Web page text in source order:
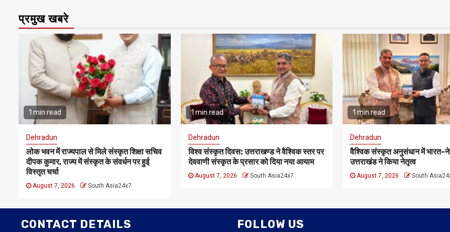
प्रमुख खबरे
1 min read
Dehradun
लोक भवन में राज्यपाल से मिले संस्कृत शिक्षा सचिव
दीपक कुमार, राज्य में संस्कृत के संवर्धन पर हुई
विस्तृत चर्चा
August 7, 2026 South Asia24x7
1 min read
Dehradun
विश्व संस्कृत दिवस: उत्तराखण्ड ने वैश्विक स्तर पर
देववाणी संस्कृत के प्रसार को दिया नया आयाम
August 7, 2026 South Asia24x7
1 min read
Dehradun
वैश्विक संस्कृत अनुसंधान में भारत-
उत्तराखंड ने किया नेतृत्व
August 7, 2026 South
CONTACT DETAILS FOLLOW US